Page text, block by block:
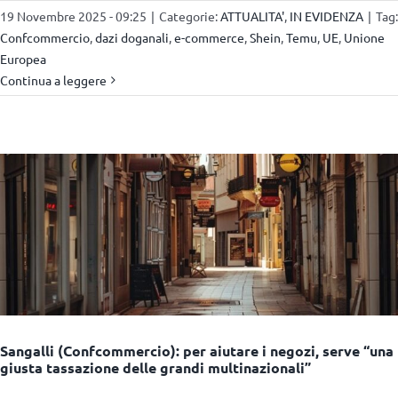
19 Novembre 2025 - 09:25 | Categorie: ATTUALITA' IN EVIDENZA | Tag:
Confcommercio dazi doganali e-commerce Shein Temu UE Unione
Europea
Continua a leggere
Sangalli (Confcommercio): per aiutare i negozi, serve “una
giusta tassazione delle grandi multinazionali”